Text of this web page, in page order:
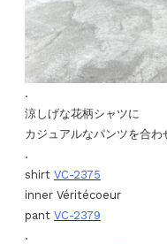
.
涼しげな花柄シャツに
カジュアルなパンツを合わ
.
shirt VC-2375
inner Véritécoeur
pant VC-2379
.